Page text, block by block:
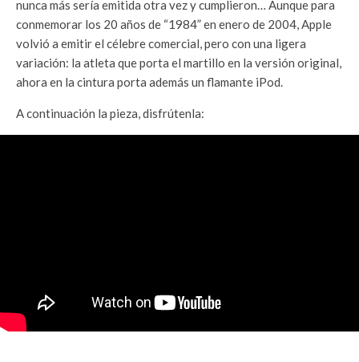
nunca más sería emitida otra vez y cumplieron… Aunque para
conmemorar los 20 años de “1984” en enero de 2004, Apple
volvió a emitir el célebre comercial, pero con una ligera
variación: la atleta que porta el martillo en la versión original,
ahora en la cintura porta además un flamante iPod.
A continuación la pieza, disfrútenla: